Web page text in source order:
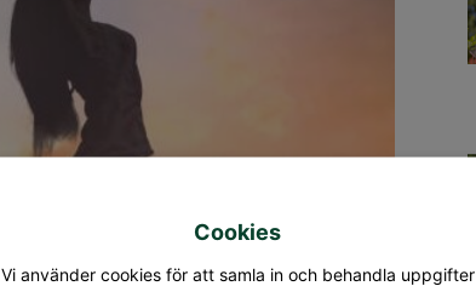
Cookies
Vi använder cookies för att samla in och behandla uppgifter